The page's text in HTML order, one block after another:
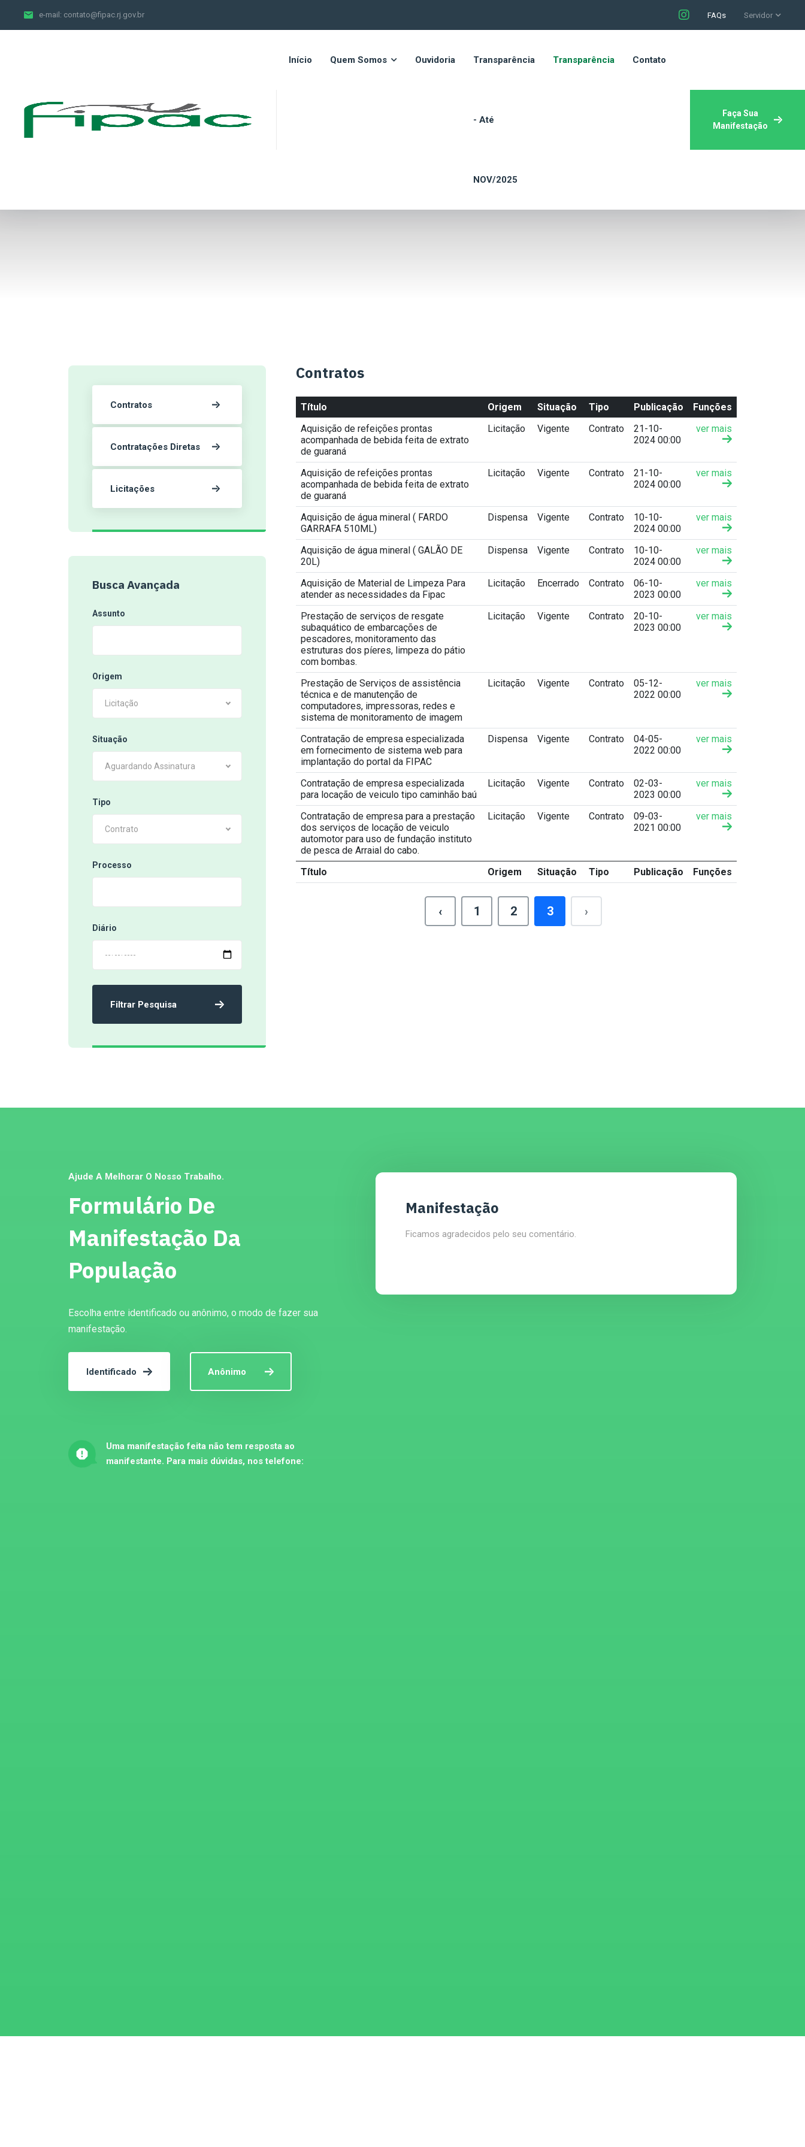
e-mail: contato@fipac.rj.gov.br FAQs Servidor
Início Quem Somos Ouvidoria Transparência
- Até
NOV/2025
Transparência Contato
Faça Sua
Manifestação
Contratos
Contratações Diretas
Licitações
Busca Avançada
Assunto
Origem
Licitação
Situação
Aguardando Assinatura
Tipo
Contrato
Processo
Diário
Filtrar Pesquisa
Contratos
Título Origem Situação Tipo Publicação
Funções
Aquisição de refeições prontas
acompanhada de bebida feita de extrato
de guaraná
Licitação Vigente Contrato
21-10-
2024 00:00
ver mais
Aquisição de refeições prontas
acompanhada de bebida feita de extrato
de guaraná
Licitação Vigente Contrato
21-10-
2024 00:00
ver mais
Aquisição de água mineral ( FARDO
GARRAFA 510ML)
Dispensa Vigente Contrato
10-10-
2024 00:00
ver mais
Aquisição de água mineral ( GALÃO DE
20L)
Dispensa Vigente Contrato
10-10-
2024 00:00
ver mais
Aquisição de Material de Limpeza Para
atender as necessidades da Fipac
Licitação Encerrado Contrato
06-10-
2023 00:00
ver mais
Prestação de serviços de resgate
subaquático de embarcações de
pescadores, monitoramento das
estruturas dos píeres, limpeza do pátio
com bombas.
Licitação Vigente Contrato
20-10-
2023 00:00
ver mais
Prestação de Serviços de assistência
técnica e de manutenção de
computadores, impressoras, redes e
sistema de monitoramento de imagem
Licitação Vigente Contrato
05-12-
2022 00:00
ver mais
Contratação de empresa especializada
em fornecimento de sistema web para
implantação do portal da FIPAC
Dispensa Vigente Contrato
04-05-
2022 00:00
ver mais
Contratação de empresa especializada
para locação de veiculo tipo caminhão baú
Licitação Vigente Contrato
02-03-
2023 00:00
ver mais
Contratação de empresa para a prestação
dos serviços de locação de veiculo
automotor para uso de fundação instituto
de pesca de Arraial do cabo.
Licitação Vigente Contrato
09-03-
2021 00:00
ver mais
Título Origem Situação Tipo Publicação Funções
‹ 1 2 3 ›
Ajude A Melhorar O Nosso Trabalho.
Formulário De
Manifestação Da
População
Escolha entre identificado ou anônimo, o modo de fazer sua
manifestação.
Identificado Anônimo
Uma manifestação feita não tem resposta ao
manifestante. Para mais dúvidas, nos telefone:
Manifestação
Ficamos agradecidos pelo seu comentário.